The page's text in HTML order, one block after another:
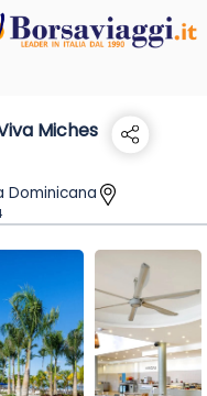
Miches
Dominicana